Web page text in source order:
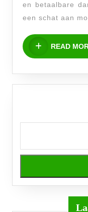
en betaalbare
een schat aan
READ